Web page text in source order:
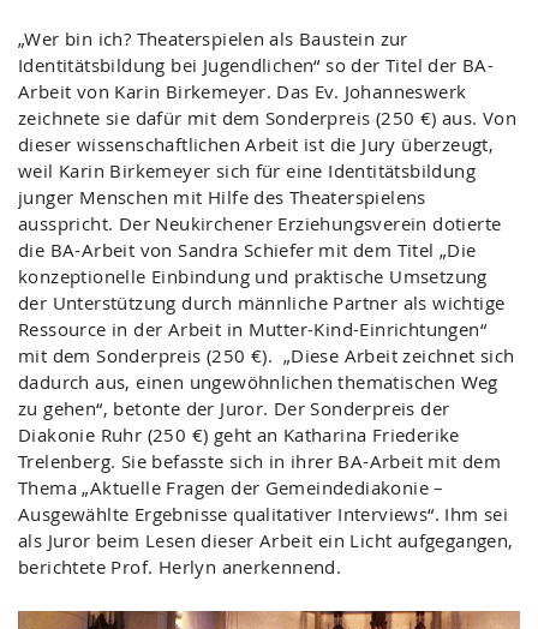
„Wer bin ich? Theaterspielen als Baustein zur
Identitätsbildung bei Jugendlichen“ so der Titel der BA-
Arbeit von Karin Birkemeyer. Das Ev. Johanneswerk
zeichnete sie dafür mit dem Sonderpreis (250 €) aus. Von
dieser wissenschaftlichen Arbeit ist die Jury überzeugt,
weil Karin Birkemeyer sich für eine Identitätsbildung
junger Menschen mit Hilfe des Theaterspielens
ausspricht. Der Neukirchener Erziehungsverein dotierte
die BA-Arbeit von Sandra Schiefer mit dem Titel „Die
konzeptionelle Einbindung und praktische Umsetzung
der Unterstützung durch männliche Partner als wichtige
Ressource in der Arbeit in Mutter-Kind-Einrichtungen“
mit dem Sonderpreis (250 €). „Diese Arbeit zeichnet sich
dadurch aus, einen ungewöhnlichen thematischen Weg
zu gehen“, betonte der Juror. Der Sonderpreis der
Diakonie Ruhr (250 €) geht an Katharina Friederike
Trelenberg. Sie befasste sich in ihrer BA-Arbeit mit dem
Thema „Aktuelle Fragen der Gemeindediakonie –
Ausgewählte Ergebnisse qualitativer Interviews“. Ihm sei
als Juror beim Lesen dieser Arbeit ein Licht aufgegangen,
berichtete Prof. Herlyn anerkennend.